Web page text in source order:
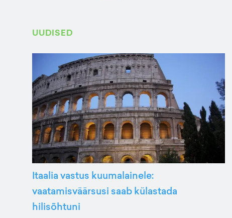
UUDISED
Itaalia vastus kuumalainele:
vaatamisväärsusi saab külastada
hilisõhtuni